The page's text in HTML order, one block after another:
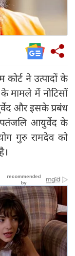
कोर्ट ने उत्पादों के
मामले में नोटिसों
और इसके प्रबंध
पतंजलि आयुर्वेद के
गुरु रामदेव को